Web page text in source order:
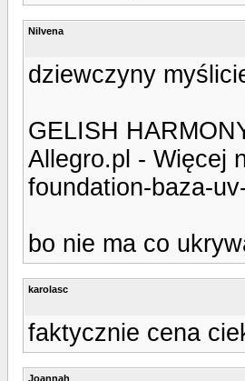
Nilvena
dziewczyny
GELISH
Allegro.pl - Więcej
foundation-baza-
bo nie ma co
karolasc
faktycznie cena
Joannah